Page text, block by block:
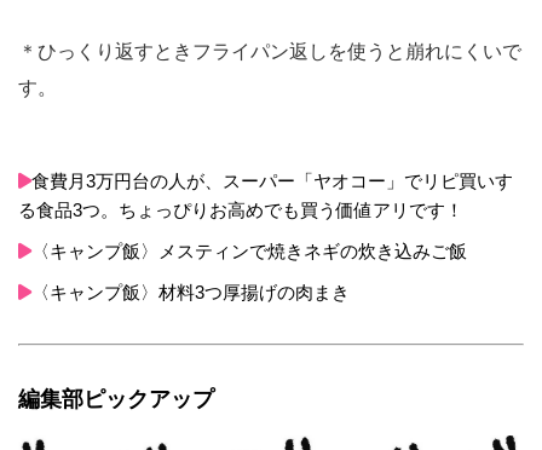
＊ひっくり返すときフライパン返しを使うと崩れにくいで
す。
食費月3万円台の人が、スーパー「ヤオコー」でリピ買いす
る食品3つ。ちょっぴりお高めでも買う価値アリです！
〈キャンプ飯〉メスティンで焼きネギの炊き込みご飯
〈キャンプ飯〉材料3つ厚揚げの肉まき
編集部ピックアップ